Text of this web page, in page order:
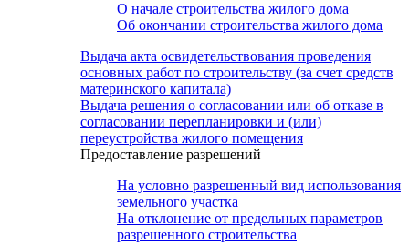
О начале строительства жилого дома
Об окончании строительства жилого дома
Выдача акта освидетельствования проведения
основных работ по строительству (за счет средств
материнского капитала)
Выдача решения о согласовании или об отказе в
согласовании перепланировки и (или)
переустройства жилого помещения
Предоставление разрешений
На условно разрешенный вид использования
земельного участка
На отклонение от предельных параметров
разрешенного строительства